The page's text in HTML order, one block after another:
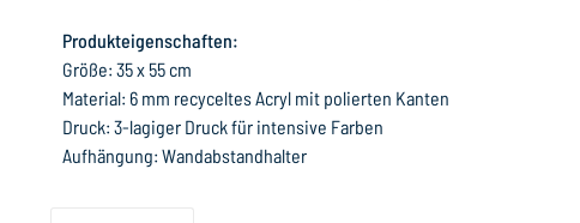
Produkteigenschaften:
Größe: 35 x 55 cm
Material: 6 mm recyceltes Acryl mit polierten Kanten
Druck: 3-lagiger Druck für intensive Farben
Aufhängung: Wandabstandhalter